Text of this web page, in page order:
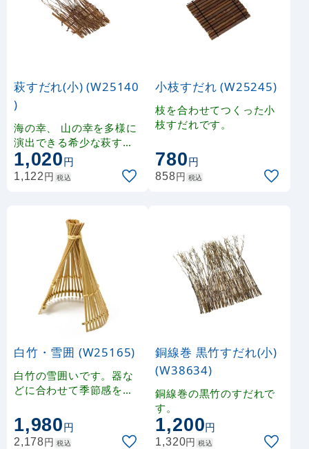
萩すだれ(小) (W25140
)
海の幸、 山の幸を多様に
演出できる希少な萩すだ
れです。
1,020円
1,122円 税込
小枝すだれ (W25245)
枝を合わせてつくった小
枝すだれです。
780円
858円 税込
白竹・雪囲 (W25165)
白竹の雪囲いです。器な
どに合わせて季節感を演
1,980円
2,178円 税込
銅線巻 黒竹すだれ(小)
(W38634)
銅線巻の黒竹のすだれで
す。
1,200円
1,320円 税込